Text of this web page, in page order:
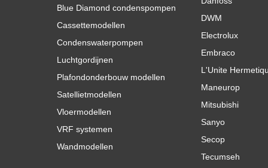
Blue Diamond condenspompen
Cassettemodellen
Condenswaterpompen
Luchtgordijnen
Plafondonderbouw modellen
Satellietmodellen
Vloermodellen
VRF systemen
Wandmodellen
DWM
Electrolux
Embraco
L'Unite
Maneurop
Mitsubishi
Sanyo
Secop
Tecumseh